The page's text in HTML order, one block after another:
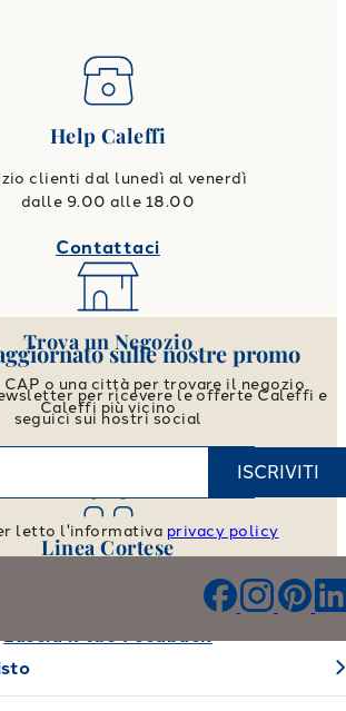
Help Caleffi
clienti dal lunedì al venerdì
dalle 9.00 alle 18.00
Contattaci
Trova un Negozio
CAP o una città per trovare il negozio
Caleffi più vicino
Vai allo store locator
Linea Cortese
i nostri prodotti e il nostro servizio
sulle nostre promo
per ricevere le offerte Caleffi e
seguici sui nostri social
ISCRIVITI
letto l'informativa privacy policy